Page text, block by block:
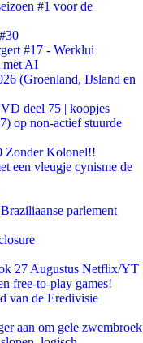
#1 voor de
#17 - Werklui
met AI
(Groenland, IJsland en
deel 75 | koopjes
op non-actief stuurde
Zonder Kolonel!!
een vleugje cynisme de
parlement
27 Augustus Netflix/YT
free-to-play games!
van de Eredivisie
aan om gele zwembroek